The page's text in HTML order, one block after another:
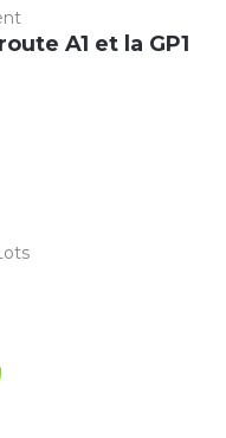
A1 et la GP1